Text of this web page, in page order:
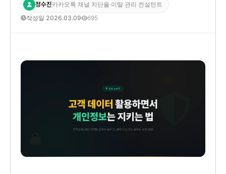
정수진카카오톡 채널 차단율·이탈 관리 컨설턴트
작성일 2026.03.09 695